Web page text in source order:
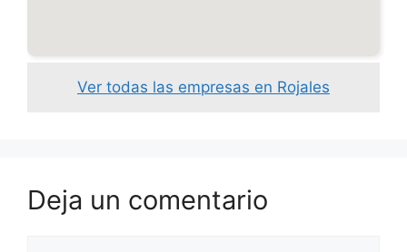
Ver todas las empresas en Rojales
Deja un comentario